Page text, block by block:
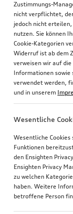
Zustimmungs-
nicht verpflichtet,
jedoch nicht
nutzen. Sie können
Cookie-Kategorien
Widerruf ist ab dem
verweisen wir auf
Informationen sowie
verwendet werden,
und in unserem
Wesentliche
Wesentliche
Funktionen
den Ensighten
Ensighten Privacy
zu welchen
haben. Weitere
betroffene Person